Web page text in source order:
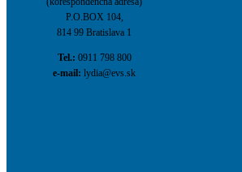
P.O.BOX 104,
814 99 Bratislava 1
Tel.: 0911 798 800
e-mail: lydia@evs.sk